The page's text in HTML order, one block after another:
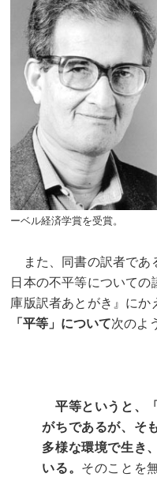
ーベル経済学賞を受賞。
また、同書の訳者であ
日本の不平等について
庫版訳者あとがき』にか
「平等」について次のよ
平等というと、
がちであるが、そ
多様な環境で生き
いる。 そのことを